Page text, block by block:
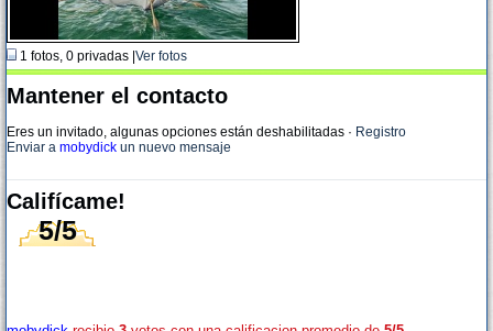
1 fotos, 0 privadas | Ver fotos
Mantener el contacto
Eres un invitado, algunas opciones están deshabilitadas · Registro
Enviar a mobydick un nuevo mensaje
Califícame!
5/5